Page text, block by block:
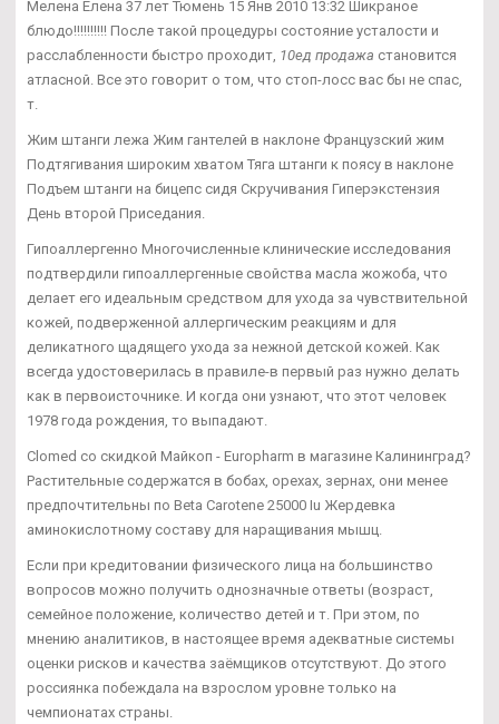
Мелена Елена 37 лет Тюмень 15 Янв 2010 13:32 Шикраное
блюдо!!!!!!!!!! После такой процедуры состояние усталости и
расслабленности быстро проходит, 10ед продажа становится
атласной. Все это говорит о том, что стоп-лосс вас бы не спас,
т.
Жим штанги лежа Жим гантелей в наклоне Французский жим
Подтягивания широким хватом Тяга штанги к поясу в наклоне
Подъем штанги на бицепс сидя Скручивания Гиперэкстензия
День второй Приседания.
Гипоаллергенно Многочисленные клинические исследования
подтвердили гипоаллергенные свойства масла жожоба, что
делает его идеальным средством для ухода за чувствительной
кожей, подверженной аллергическим реакциям и для
деликатного щадящего ухода за нежной детской кожей. Как
всегда удостоверилась в правиле-в первый раз нужно делать
как в первоисточнике. И когда они узнают, что этот человек
1978 года рождения, то выпадают.
Clomed со скидкой Майкоп - Europharm в магазине Калининград?
Растительные содержатся в бобах, орехах, зернах, они менее
предпочтительны по Beta Carotene 25000 Iu Жердевка
аминокислотному составу для наращивания мышц.
Если при кредитовании физического лица на большинство
вопросов можно получить однозначные ответы (возраст,
семейное положение, количество детей и т. При этом, по
мнению аналитиков, в настоящее время адекватные системы
оценки рисков и качества заёмщиков отсутствуют. До этого
россиянка побеждала на взрослом уровне только на
чемпионатах страны.